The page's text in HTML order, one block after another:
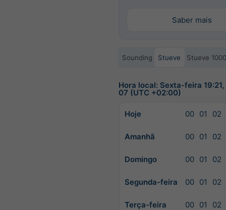
Saber mais
Sounding Stueve Stueve
Hora local: Sexta-feira
07 (UTC +02:00)
Hoje 00 01 02
Amanhã 00 01 02
Domingo 00 01 02
Segunda-feira 00 01 02
Terça-feira 00 01 02